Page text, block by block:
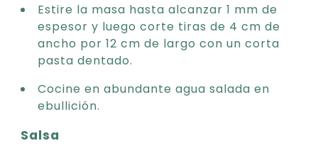
Estire la masa hasta alcanzar 1 mm de
espesor y luego corte tiras de 4 cm de
ancho por 12 cm de largo con un corta
pasta dentado.
Cocine en abundante agua salada en
ebullición.
Salsa